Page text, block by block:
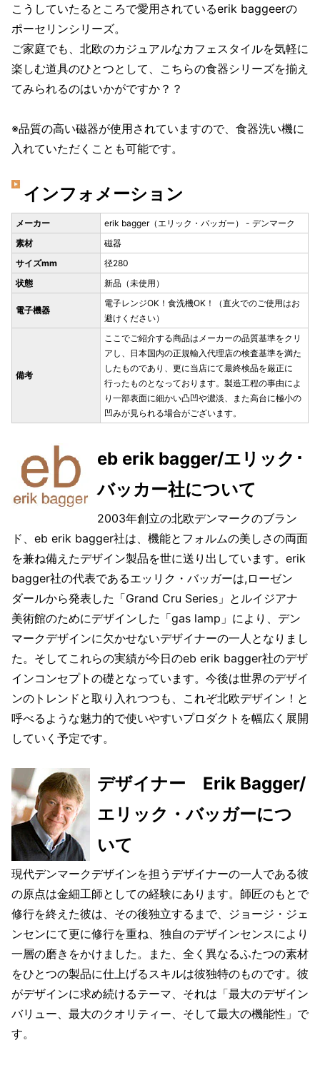
こうしていたるところで愛用されているerik baggeerの
ポーセリンシリーズ。
ご家庭でも、北欧のカジュアルなカフェスタイルを気軽に
楽しむ道具のひとつとして、こちらの食器シリーズを揃え
てみられるのはいかがですか？？
※品質の高い磁器が使用されていますので、食器洗い機に
入れていただくことも可能です。
インフォメーション
メーカー
erik bagger（エリック・バッガー） - デンマーク
素材
磁器
サイズmm
径280
状態
新品（未使用）
電子機器
電子レンジOK！食洗機OK！（直火でのご使用はお
避けください）
備考
ここでご紹介する商品はメーカーの品質基準をクリ
アし、日本国内の正規輸入代理店の検査基準を満た
したものであり、更に当店にて最終検品を厳正に
行ったものとなっております。製造工程の事由によ
り一部表面に細かい凸凹や濃淡、また高台に極小の
凹みが見られる場合がございます。
eb erik bagger/エリック･
バッカー社について
2003年創立の北欧デンマークのブラン
ド、eb erik bagger社は、機能とフォルムの美しさの両面
を兼ね備えたデザイン製品を世に送り出しています。erik
bagger社の代表であるエッリク・バッガーは,ローゼン
ダールから発表した「Grand Cru Series」とルイジアナ
美術館のためにデザインした「gas lamp」により、デン
マークデザインに欠かせないデザイナーの一人となりまし
た。そしてこれらの実績が今日のeb erik bagger社のデザ
インコンセプトの礎となっています。今後は世界のデザイ
ンのトレンドと取り入れつつも、これぞ北欧デザイン！と
呼べるような魅力的で使いやすいプロダクトを幅広く展開
していく予定です。
デザイナー Erik Bagger/
エリック・バッガーにつ
いて
現代デンマークデザインを担うデザイナーの一人である彼
の原点は金細工師としての経験にあります。師匠のもとで
修行を終えた彼は、その後独立するまで、ジョージ・ジェ
ンセンにて更に修行を重ね、独自のデザインセンスにより
一層の磨きをかけました。また、全く異なるふたつの素材
をひとつの製品に仕上げるスキルは彼独特のものです。彼
がデザインに求め続けるテーマ、それは「最大のデザイン
バリュー、最大のクオリティー、そして最大の機能性」で
す。